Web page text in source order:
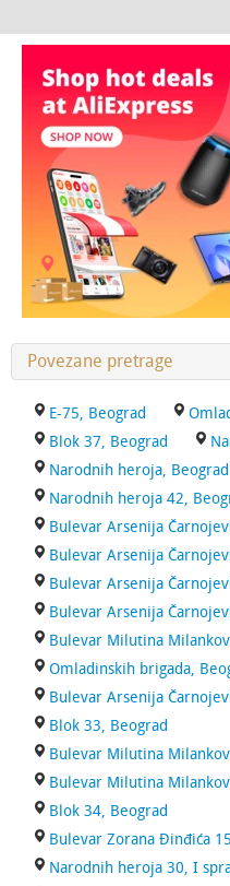
Povezane pretrage
E-75, Beograd
Blok 37, Beograd
Narodnih heroja, Beograd
Narodnih heroja 42,
Bulevar Arsenija
Bulevar Arsenija
Bulevar Arsenija
Bulevar Arsenija
Bulevar Milutina
Omladinskih brigada,
Bulevar Arsenija
Blok 33, Beograd
Bulevar Milutina
Bulevar Milutina
Blok 34, Beograd
Bulevar Zorana Đinđića
Narodnih heroja 30, I